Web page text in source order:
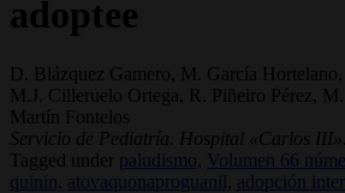
adoptee
D. Blázquez Gamero, M. García Hortelano,
M.J. Cilleruelo Ortega, R. Piñeiro Pérez, M.
Martín Fontelos
Servicio de Pediatría. Hospital «Carlos
Tagged under
paludismo, Volumen 66
quinin,
atovaquonaproguanil, adopción